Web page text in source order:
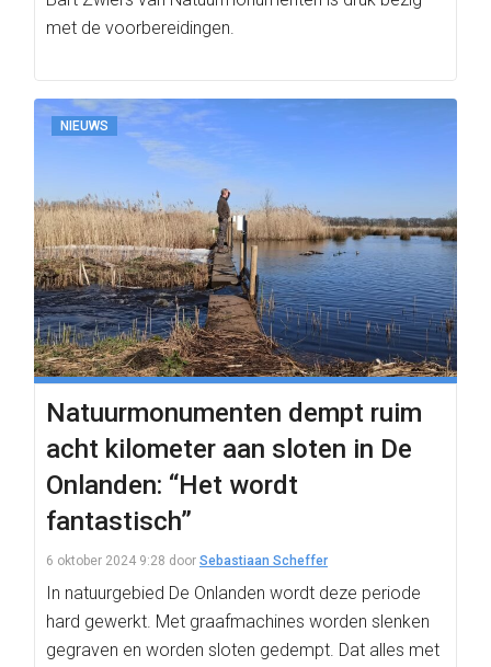
met de voorbereidingen.
NIEUWS
Natuurmonumenten dempt ruim
acht kilometer aan sloten in De
Onlanden: “Het wordt
fantastisch”
6 oktober 2024 9:28 door Sebastiaan Scheffer
In natuurgebied De Onlanden wordt deze periode
hard gewerkt. Met graafmachines worden slenken
gegraven en worden sloten gedempt. Dat alles met